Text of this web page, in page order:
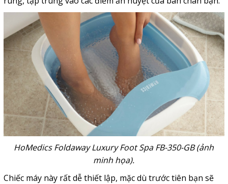
HoMedics Foldaway Luxury Foot Spa FB-350-GB (ảnh
minh họa).
Chiếc máy này rất dễ thiết lập, mặc dù trước tiên bạn sẽ